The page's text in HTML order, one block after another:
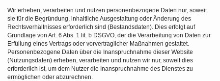
Wir erheben, verarbeiten und nutzen personenbezogene Daten nur, soweit
sie für die Begründung, inhaltliche Ausgestaltung oder Änderung des
Rechtsverhältnisses erforderlich sind (Bestandsdaten). Dies erfolgt auf
Grundlage von Art. 6 Abs. 1 lit. b DSGVO, der die Verarbeitung von Daten zur
Erfüllung eines Vertrags oder vorvertraglicher Maßnahmen gestattet.
Personenbezogene Daten über die Inanspruchnahme dieser Website
(Nutzungsdaten) erheben, verarbeiten und nutzen wir nur, soweit dies
erforderlich ist, um dem Nutzer die Inanspruchnahme des Dienstes zu
ermöglichen oder abzurechnen.